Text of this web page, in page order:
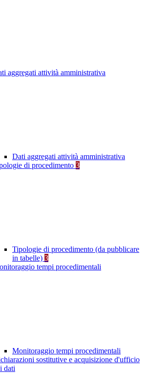
aggregati attività amministrativa
Dati aggregati attività amministrativa
di procedimento 3
Tipologie di procedimento (da pubblicare
in tabelle) 3
tempi procedimentali
Monitoraggio tempi procedimentali
sostitutive e acquisizione d'ufficio
dati